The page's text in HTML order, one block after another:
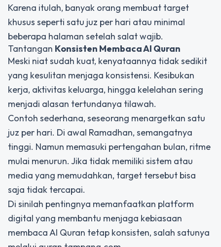
Karena itulah, banyak orang membuat target
khusus seperti satu juz per hari atau minimal
beberapa halaman setelah salat wajib.
Tantangan Konsisten Membaca Al Quran
Meski niat sudah kuat, kenyataannya tidak sedikit
yang kesulitan menjaga konsistensi. Kesibukan
kerja, aktivitas keluarga, hingga kelelahan sering
menjadi alasan tertundanya tilawah.
Contoh sederhana, seseorang menargetkan satu
juz per hari. Di awal Ramadhan, semangatnya
tinggi. Namun memasuki pertengahan bulan, ritme
mulai menurun. Jika tidak memiliki sistem atau
media yang memudahkan, target tersebut bisa
saja tidak tercapai.
Di sinilah pentingnya memanfaatkan platform
digital yang membantu menjaga kebiasaan
membaca Al Quran tetap konsisten, salah satunya